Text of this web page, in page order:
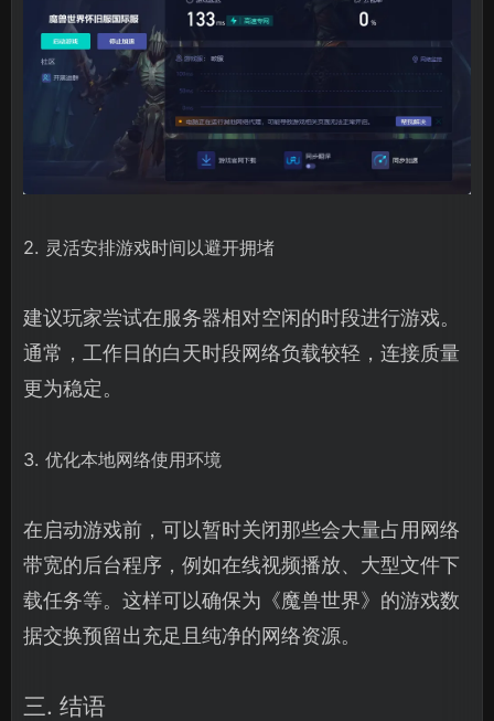
2. 灵活安排游戏时间以避开拥堵
建议玩家尝试在服务器相对空闲的时段进行游戏。
通常，工作日的白天时段网络负载较轻，连接质量
更为稳定。
3. 优化本地网络使用环境
在启动游戏前，可以暂时关闭那些会大量占用网络
带宽的后台程序，例如在线视频播放、大型文件下
载任务等。这样可以确保为《魔兽世界》的游戏数
据交换预留出充足且纯净的网络资源。
三. 结语